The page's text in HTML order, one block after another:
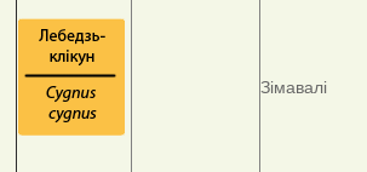
Зімавалі